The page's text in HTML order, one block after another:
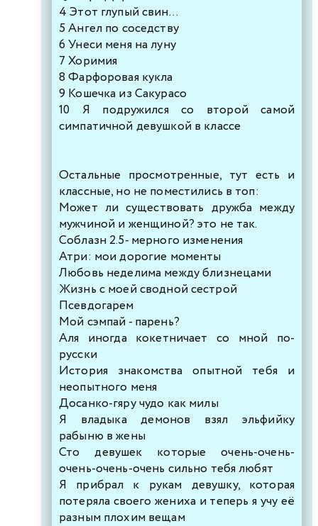
4 Этот глупый свин...
5 Ангел по соседству
6 Унеси меня на луну
7 Хоримия
8 Фарфоровая кукла
9 Кошечка из Сакурасо
10 Я подружился со второй самой
симпатичной девушкой в классе
Остальные просмотренные, тут есть и
классные, но не поместились в топ:
Может ли существовать дружба между
мужчиной и женщиной? это не так.
Соблазн 2.5- мерного изменения
Атри: мои дорогие моменты
Любовь неделима между близнецами
Жизнь с моей сводной сестрой
Псевдогарем
Мой сэмпай - парень?
Аля иногда кокетничает со мной по-
русски
История знакомства опытной тебя и
неопытного меня
Досанко-гяру чудо как милы
Я владыка демонов взял эльфийку
рабыню в жены
Сто девушек которые очень-очень-
очень-очень-очень сильно тебя любят
Я прибрал к рукам девушку, которая
потеряла своего жениха и теперь я учу её
разным плохим вещам